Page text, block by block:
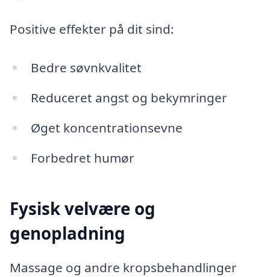
Positive effekter på dit sind:
Bedre søvnkvalitet
Reduceret angst og bekymringer
Øget koncentrationsevne
Forbedret humør
Fysisk velvære og
genopladning
Massage og andre kropsbehandlinger